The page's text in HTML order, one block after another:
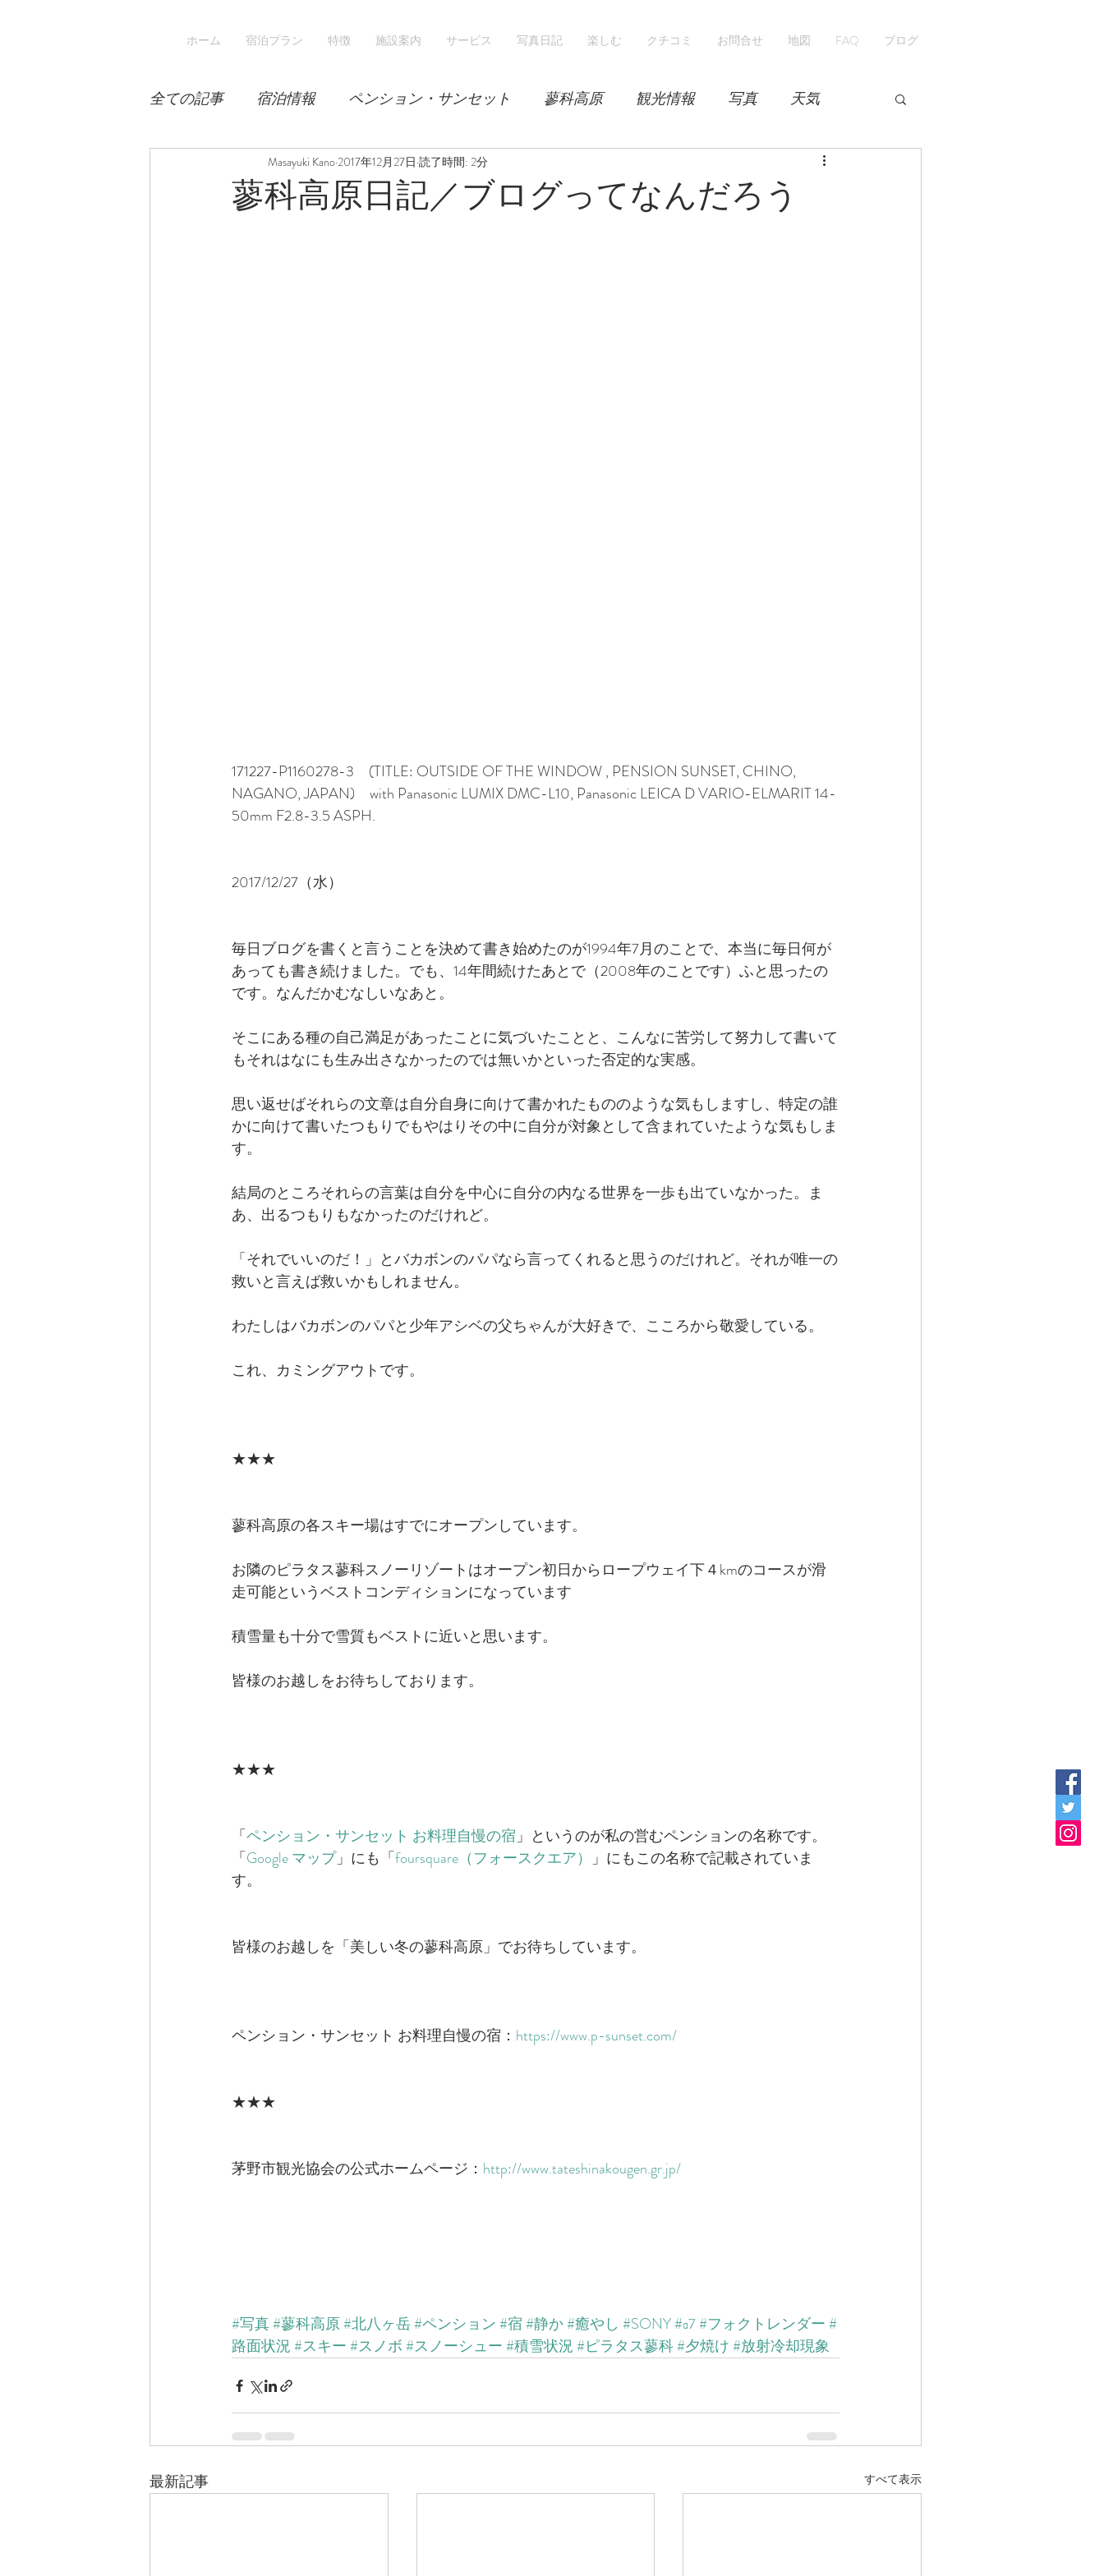
ホーム 宿泊プラン 特徴 施設案内 サービス 写真日記 楽しむ クチコミ お問合せ 地図 FAQ ブログ
全ての記事 宿泊情報 ペンション・サンセット 蓼科高原 観光情報 写真 天気
宿泊 気候 レンゲツツジ 紅葉
蓼科高原日記／ブログってなんだろう
Masayuki Kano 2017年12月27日 読了時間: 2分
171227-P1160278-3　(TITLE: OUTSIDE OF THE WINDOW , PENSION SUNSET, CHINO,
NAGANO, JAPAN)　with Panasonic LUMIX DMC-L10, Panasonic LEICA D VARIO-ELMARIT 14-
50mm F2.8-3.5 ASPH.
2017/12/27（水）
毎日ブログを書くと言うことを決めて書き始めたのが1994年7月のことで、本当に毎日何が
あっても書き続けました。でも、14年間続けたあとで（2008年のことです）ふと思ったの
です。なんだかむなしいなあと。
そこにある種の自己満足があったことに気づいたことと、こんなに苦労して努力して書いて
もそれはなにも生み出さなかったのでは無いかといった否定的な実感。
思い返せばそれらの文章は自分自身に向けて書かれたもののような気もしますし、特定の誰
かに向けて書いたつもりでもやはりその中に自分が対象として含まれていたような気もしま
す。
結局のところそれらの言葉は自分を中心に自分の内なる世界を一歩も出ていなかった。ま
あ、出るつもりもなかったのだけれど。
「それでいいのだ！」とバカボンのパパなら言ってくれると思うのだけれど。それが唯一の
救いと言えば救いかもしれません。
わたしはバカボンのパパと少年アシベの父ちゃんが大好きで、こころから敬愛している。
これ、カミングアウトです。
★★★
蓼科高原の各スキー場はすでにオープンしています。
お隣のピラタス蓼科スノーリゾートはオープン初日からロープウェイ下４kmのコースが滑
走可能というベストコンディションになっています
積雪量も十分で雪質もベストに近いと思います。
皆様のお越しをお待ちしております。
★★★
「ペンション・サンセット お料理自慢の宿 」というのが私の営むペンションの名称です。
「Google マップ」にも「foursquare（フォースクエア）
」にもこの名称で記載されていま
す。
皆様のお越しを「美しい冬の蓼科高原」でお待ちしています。
ペンション・サンセット お料理自慢の宿： https://www.p-sunset.com/
★★★
茅野市観光協会の公式ホームページ： http://www.tateshinakougen.gr.jp/
#写真#蓼科高原#北八ヶ岳#ペンション#宿#静か#癒やし #SONY#α7#フォクトレンダー#
路面状況#スキー#スノボ#スノーシュー#積雪状況#ピラタス蓼科#夕焼け#放射冷却現象
最新記事 すべて表示